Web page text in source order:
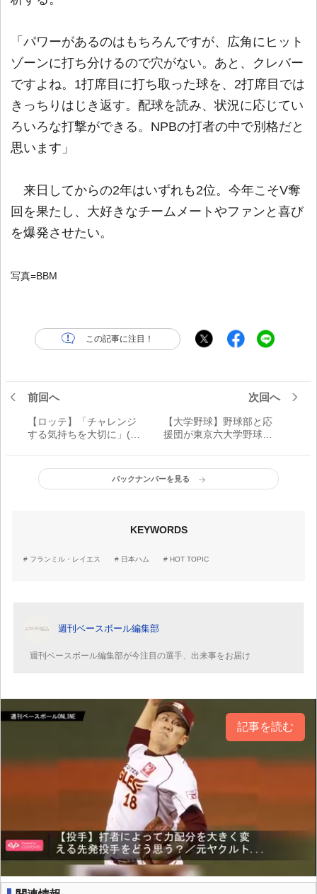
「パワーがあるのはもちろんですが、広角にヒット
ゾーンに打ち分けるので穴がない。あと、クレバー
ですよね。1打席目に打ち取った球を、2打席目では
きっちりはじき返す。配球を読み、状況に応じてい
ろいろな打撃ができる。NPBの打者の中で別格だと
思います」
来日してからの2年はいずれも2位。今年こそV奪
回を果たし、大好きなチームメートやファンと喜び
を爆発させたい。
写真=BBM
この記事に注目！
前回へ
【ロッテ】「チャレンジ
する気持ちを大切に」(立
で野球教室
次回へ
【大学野球】野球部と応
援団が東京六大学野球の
歴史的背景とは
バックナンバーを見る
KEYWORDS
フランミル・レイエス 日本ハム HOT TOPIC
週刊ベースボール編集部
週刊ベースボール編集部が今注目の選手、出来事をお届け
記事を読む